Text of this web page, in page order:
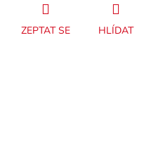
ZEPTAT SE HLÍDAT